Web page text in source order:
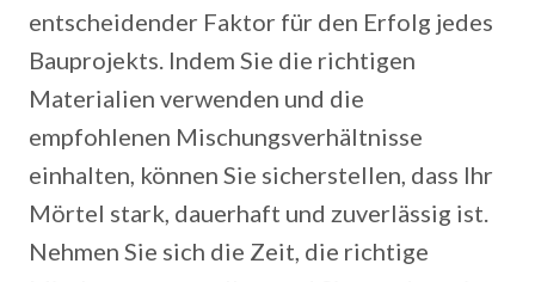
entscheidender Faktor für den Erfolg jedes
Bauprojekts. Indem Sie die richtigen
Materialien verwenden und die
empfohlenen Mischungsverhältnisse
einhalten, können Sie sicherstellen, dass Ihr
Mörtel stark, dauerhaft und zuverlässig ist.
Nehmen Sie sich die Zeit, die richtige